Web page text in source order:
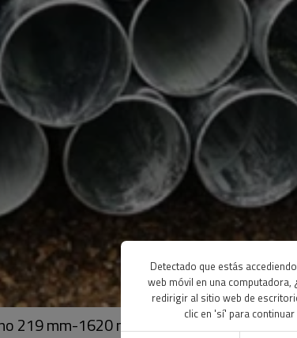
219 mm-1620 mm de YOUFA
Detectado que estás
web móvil en una computadora,
redirigir al sitio web de
clic en 'sí' para continuar